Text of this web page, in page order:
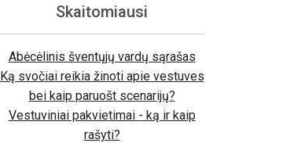
Skaitomiausi
Abėcėlinis šventųjų vardų sąrašas
Ką svočiai reikia žinoti apie vestuves
bei kaip paruošt scenarijų?
Vestuviniai pakvietimai - ką ir kaip
rašyti?